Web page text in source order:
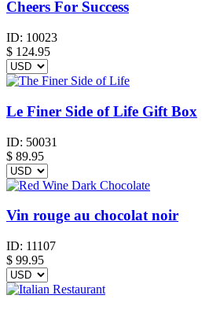
Cheers For Success
ID: 10023
$ 124.95
Le Finer Side of Life Gift Box
ID: 50031
$ 89.95
Vin rouge au chocolat noir
ID: 11107
$ 99.95